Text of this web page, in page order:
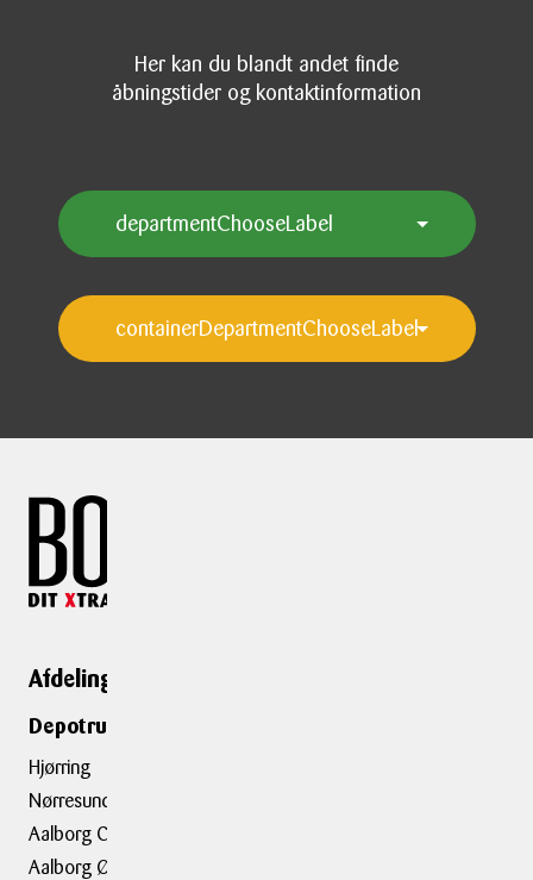
Her kan du blandt andet finde
åbningstider og kontaktinformation
Afdelinger
Depotrumsafdelinger
Hjørring
Nørresundby
Aalborg C
Aalborg Ø